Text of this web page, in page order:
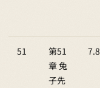
51
第51
章 兔
子先
7.8